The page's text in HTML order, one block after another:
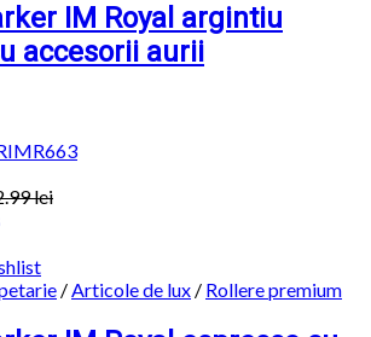
IM Royal argintiu
accesorii aurii
lei
/Articole de lux / Rollere premium